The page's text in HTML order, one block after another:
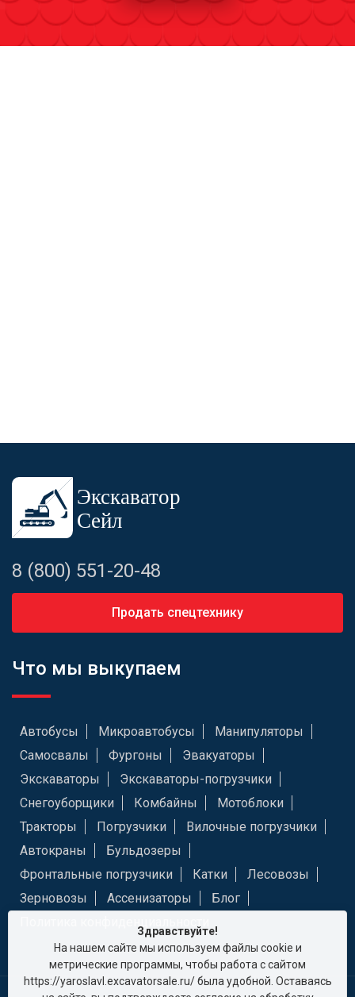
8 (800) 551-20-48
Продать спецтехнику
Что мы выкупаем
Автобусы Микроавтобусы
Манипуляторы
Самосвалы
Фургоны
Эвакуаторы
Экскаваторы
Экскаваторы-погрузчики
Снегоуборщики
Комбайны
Мотоблоки
Тракторы
Погрузчики
Вилочные погрузчики
Автокраны
Бульдозеры
Фронтальные погрузчики
Катки
Лесовозы
Зерновозы
Ассенизаторы
Блог
Здравствуйте!
На нашем сайте мы используем файлы cookie и
метрические программы, чтобы работа с сайтом
https://yaroslavl.excavatorsale.ru/ была удобной. Оставаясь